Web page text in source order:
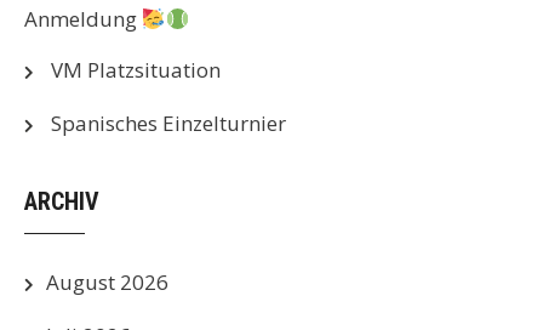
Anmeldung
VM Platzsituation
Spanisches Einzelturnier
ARCHIV
August 2026